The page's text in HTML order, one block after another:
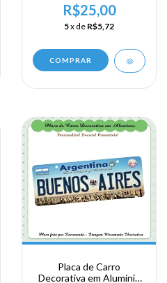
Viagem a Argentina -
Buenos Aires
R$25,00
5x de R$5,72
COMPRAR
Placa de Carro
Decorativa em Alumínio